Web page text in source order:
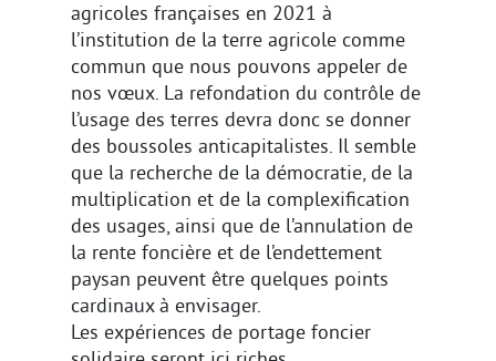
agricoles françaises en 2021 à
l’institution de la terre agricole comme
commun que nous pouvons appeler de
nos vœux. La refondation du contrôle de
l’usage des terres devra donc se donner
des boussoles anticapitalistes. Il semble
que la recherche de la démocratie, de la
multiplication et de la complexification
des usages, ainsi que de l’annulation de
la rente foncière et de l’endettement
paysan peuvent être quelques points
cardinaux à envisager.
Les expériences de portage foncier